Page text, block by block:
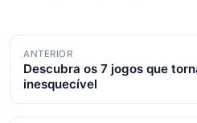
Navegação
de
posts
ANTERIOR
Descubra os 7 jogos que
inesquecível